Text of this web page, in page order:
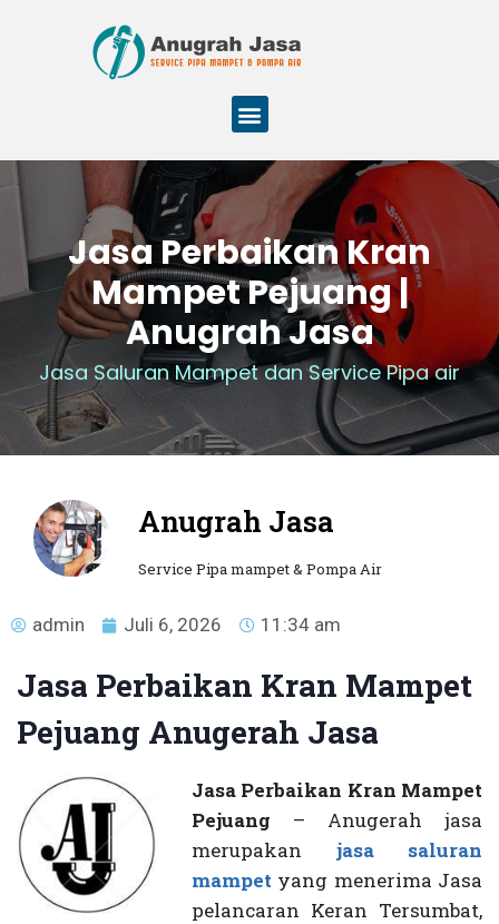
Jasa Perbaikan Kran
Mampet Pejuang |
Anugrah Jasa
Jasa Saluran Mampet dan Service Pipa air
Anugrah Jasa
Service Pipa mampet & Pompa Air
admin Juli 6, 2026 11:34 am
Jasa Perbaikan Kran Mampet
Pejuang Anugerah Jasa
Jasa Perbaikan Kran Mampet
Pejuang – Anugerah jasa
merupakan jasa saluran
mampet yang menerima Jasa
pelancaran Keran Tersumbat,